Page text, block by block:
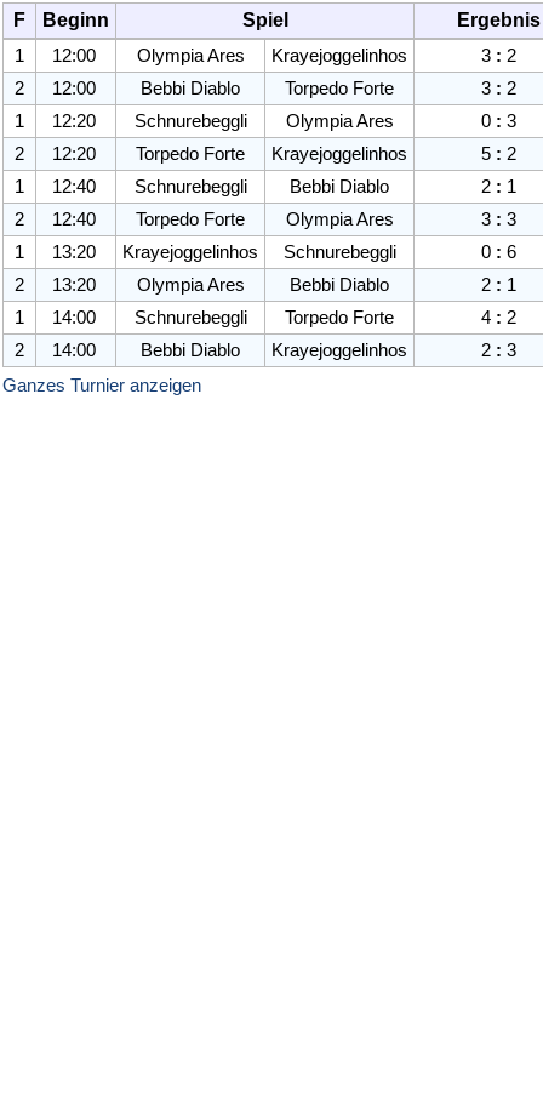
F Beginn Spiel Ergebnis
1 12:00 Olympia Ares Krayejoggelinhos 3: 2
2
12:00 Bebbi Diablo Torpedo Forte 3: 2
1
12:20 Schnurebeggli Olympia Ares 0: 3
2
12:20 Torpedo Forte Krayejoggelinhos 5: 2
1
12:40 Schnurebeggli Bebbi Diablo 2: 1
2
12:40 Torpedo Forte Olympia Ares 3: 3
1
13:20 Krayejoggelinhos Schnurebeggli 0: 6
2
13:20 Olympia Ares Bebbi Diablo 2: 1
1
14:00 Schnurebeggli Torpedo Forte 4: 2
2
14:00 Bebbi Diablo Krayejoggelinhos 2: 3
Ganzes Turnier anzeigen